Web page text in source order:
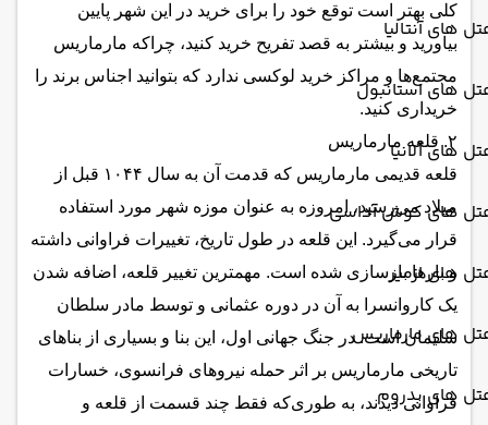
های آنتالیا
های استانبول
های آلانیا
های کوش آداسی
های ازمیر
های مارماریس
های بدروم
کلی بهتر است توقع خود را برای خرید در این شهر پایین
بیاورید و بیشتر به قصد تفریح خرید کنید، چرا‌که مارماریس
مجتمع‌ها و مراکز خرید لوکسی ندارد که بتوانید اجناس برند را
خریداری کنید.
۲. قلعه مارماریس
قلعه قدیمی مارماریس که قدمت آن به سال ۱۰۴۴ قبل از
میلاد می‌رسید، امروزه به عنوان موزه شهر مورد استفاده
قرار می‌گیرد. این قلعه در طول تاریخ، تغییرات فراوانی داشته
و بارها بازسازی شده است. مهمترین تغییر قلعه، اضافه شدن
یک کاروانسرا به آن در دوره عثمانی و توسط مادر سلطان
سلیمان است. در جنگ جهانی اول، این بنا و بسیاری از بناهای
تاریخی مارماریس بر اثر حمله نیروهای فرانسوی، خسارات
فراوانی دیدند، به طوری‌که فقط چند قسمت از قلعه و